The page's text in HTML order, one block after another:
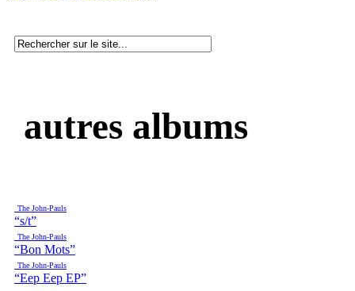
autres albums
The John-Pauls
“s/t”
The John-Pauls
“Bon Mots”
The John-Pauls
“Eep Eep EP”